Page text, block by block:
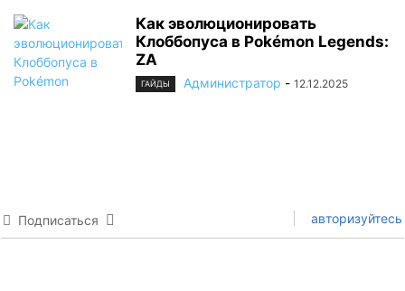
Как эволюционировать
Клоббопуса в Pokémon Legends:
ZA
ГАЙДЫ Администратор - 12.12.2025
Подписаться авторизуйтесь